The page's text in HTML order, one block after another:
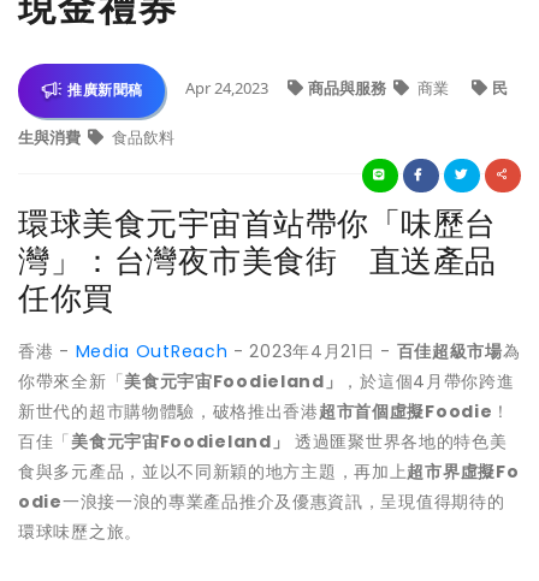
推廣新聞稿 Apr 24,2023 商品與服務 商業 民
生與消費 食品飲料
環球美食元宇宙首站帶你「味歷台
灣」：台灣夜市美食街 直送產品
任你買
香港 - Media OutReach - 2023年4月21日 - 百佳超級市場為
你帶來全新「美食元宇宙Foodieland」
，於這個4月帶你跨進
新世代的超市購物體驗，破格推出香港超市首個虛擬Foodie ！
百佳「美食元宇宙Foodieland」 透過匯聚世界各地的特色美
食與多元產品，並以不同新穎的地方主題，再加上超市界虛擬Fo
odie一浪接一浪的專業產品推介及優惠資訊，呈現值得期待的
環球味歷之旅。